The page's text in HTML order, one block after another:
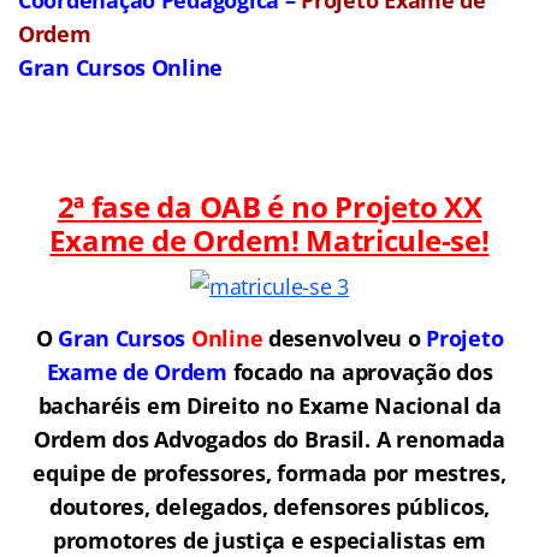
Ordem
Gran Cursos Online
2ª fase da OAB é no Projeto XX
Exame de Ordem! Matricule-se!
O Gran Cursos Online desenvolveu o Projeto
Exame de Ordem focado na aprovação dos
bacharéis em Direito no Exame Nacional da
Ordem dos Advogados do Brasil. A renomada
equipe de professores, formada por mestres,
doutores, delegados, defensores públicos,
promotores de justiça e especialistas em